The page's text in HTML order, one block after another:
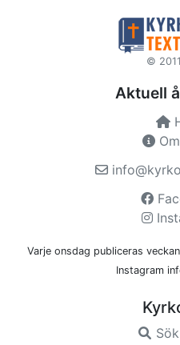
©
Aktuell
Varje onsdag publiceras
Instagram